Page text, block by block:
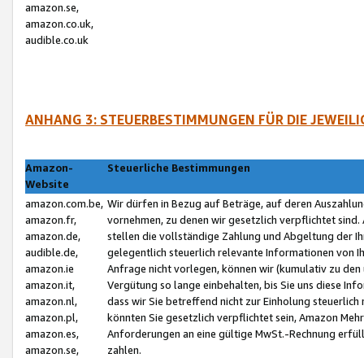
amazon.se,
amazon.co.uk,
audible.co.uk
ANHANG 3: STEUERBESTIMMUNGEN FÜR DIE
Amazon-
Website
Steuerliche Bestimmungen
amazon.com.be,
amazon.fr,
amazon.de,
audible.de,
amazon.ie
amazon.it,
amazon.nl,
amazon.pl,
amazon.es,
amazon.se,
Wir dürfen in Bezug auf Beträge, auf deren
vornehmen, zu denen wir gesetzlich verpflichtet
stellen die vollständige Zahlung und Abgeltung der
gelegentlich steuerlich relevante Informationen von
Anfrage nicht vorlegen, können wir (kumulativ zu
Vergütung so lange einbehalten, bis Sie uns diese
dass wir Sie betreffend nicht zur Einholung
könnten Sie gesetzlich verpflichtet sein, Amazon
Anforderungen an eine gültige MwSt.-Rechnung
zahlen.